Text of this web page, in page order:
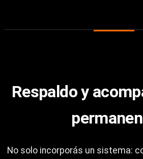
Respaldo y
No solo incorporás un sistema: